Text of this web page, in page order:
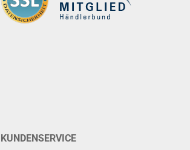
KUNDENSERVICE